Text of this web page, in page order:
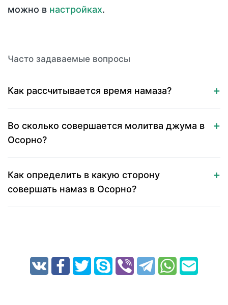
можно в настройках.
Часто задаваемые вопросы
Как рассчитывается время намаза?
Во сколько совершается молитва джума в
Осорно?
Как определить в какую сторону
совершать намаз в Осорно?